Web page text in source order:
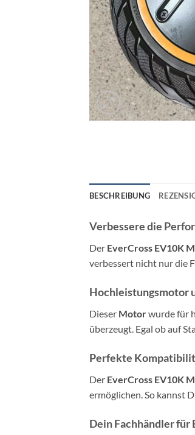
BESCHREIBUNG
Verbessere die
Der EverCross EV10K
verbessert nicht nur die
Hochleistungsmotor
Dieser Motorwurde für
überzeugt. Egal ob auf
Perfekte
Der EverCross EV10K
ermöglichen. So kannst
Dein Fachhändler für